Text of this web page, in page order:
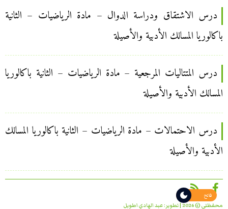
درس الاشتقاق ودراسة الدوال – مادة الرياضيات – الثانية
باكالوريا المسالك الأدبية والأصيلة
درس المتتاليات المرجعية – مادة الرياضيات – الثانية باكالوريا
المسالك الأدبية والأصيلة
درس الاحتمالات – مادة الرياضيات – الثانية باكالوريا المسالك
الأدبية والأصيلة
محفظتي © 2026 | تطوير: عبد الهادي اطويل
فاتح